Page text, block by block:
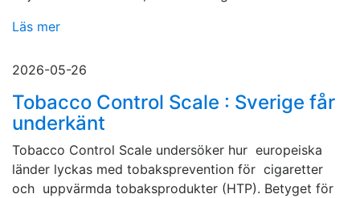
Läs mer
2026-05-26
Tobacco Control Scale : Sverige får
underkänt
Tobacco Control Scale undersöker hur europeiska
länder lyckas med tobaksprevention för cigaretter
och uppvärmda tobaksprodukter (HTP). Betyget för